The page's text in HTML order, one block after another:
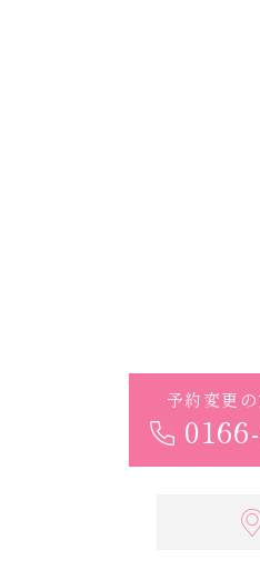
予約変更